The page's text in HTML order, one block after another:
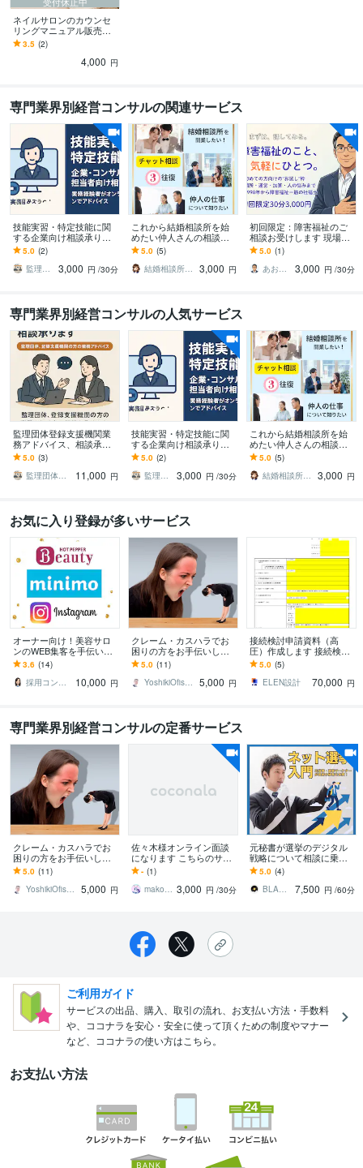
ネイルサロンのカウンセ
リングマニュアル販売し
ます 作業工程付きトーク
スクリプト！プロ技のカ
3.5 (2)
4,000 円
専門業界別経営コンサルの関連サービス
技能実習・特定技能に関
する企業向け相談承りま
す 現場ベースで実務解
説、制度の仕組み・契
約・書類・トラブル回避
5.0 (2)
監理団体登録支援機関業務サポート
3,000 円 /30分
これから結婚相談所を始
めたい仲人さんの相談乗
ります 【これから結婚相
談所を始めたい・仲人の
仕事を知りたい方向け】
5.0 (5)
結婚相談所│プリマリエ鹿児島
3,000 円
初回限定：障害福祉のご
相談お受けします 現場も
経営層も経験した社福士
が、実務目線でお答えし
ます
5.0 (1)
あおさん｜障害福祉27年×社福士
3,000 円 /30分
専門業界別経営コンサルの人気サービス
監理団体登録支援機関業
務アドバイス、相談承り
ます 監理団体、登録支援
機関の方の業務アドバイ
ス、相談対応
5.0 (3)
監理団体登録支援機関業務サポート
11,000 円
技能実習・特定技能に関
する企業向け相談承りま
す 現場ベースで実務解
説、制度の仕組み・契
約・書類・トラブル回避
5.0 (2)
監理団体登録支援機関業務サポート
3,000 円 /30分
これから結婚相談所を始
めたい仲人さんの相談乗
ります 【これから結婚相
談所を始めたい・仲人の
仕事を知りたい方向け】
5.0 (5)
結婚相談所│プリマリエ鹿児島
3,000 円
お気に入り登録が多いサービス
オーナー向け！美容サロ
ンのWEB集客を手伝いま
す 予約数も閲覧数も変わ
る！insta/ホットペッパー
etc.
3.6 (14)
採用コンサルタント山之口｜メッセージ歓迎
10,000 円
クレーム・カスハラでお
困りの方をお手伝いしま
す 即使える！超実践的ク
レーム・トラブル予防
法・対応方法
5.0 (11)
YoshikiOfisege
5,000 円
接続検討申請資料（高
圧）作成します 接続検討
資料の作成は特高も含め
て100件以上やってきまし
た。
5.0 (5)
ELEN設計
70,000 円
専門業界別経営コンサルの定番サービス
クレーム・カスハラでお
困りの方をお手伝いしま
す 即使える！超実践的ク
レーム・トラブル予防
法・対応方法
5.0 (11)
YoshikiOfisege
5,000 円
佐々木様オンライン面談
になります こちらのサー
ビス内容にてご面談をお
願いいたします。
- (1)
makoto creation 3,000 円 /30分
元秘書が選挙のデジタル
戦略について相談に乗り
ます 国会・地方議員を初
当選に導いた最新ネット
選挙テクニックを伝授
5.0 (4)
BLANK TOKYO
7,500 円 /60分
ご利用ガイド
サービスの出品、購入、取引の流れ、お支払い方法・手数料
や、ココナラを安心・安全に使って頂くための制度やマナー
など、ココナラの使い方はこちら。
お支払い方法